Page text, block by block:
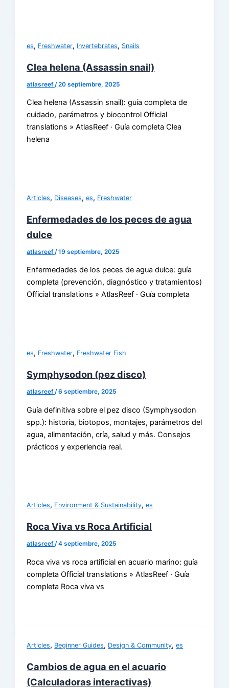
es, Freshwater, Invertebrates, Snails
Clea helena (Assassin snail)
atlasreef /20 septiembre, 2025
Clea helena (Assassin snail): guía completa de
cuidado, parámetros y biocontrol Official
translations » AtlasReef · Guía completa Clea
helena
Articles, Diseases,es, Freshwater
Enfermedades de los peces de agua
dulce
atlasreef/19 septiembre, 2025
Enfermedades de los peces de agua dulce: guía
completa (prevención, diagnóstico y tratamientos)
Official translations » AtlasReef · Guía completa
es, Freshwater, Freshwater Fish
Symphysodon (pez disco)
atlasreef/6 septiembre, 2025
Guía definitiva sobre el pez disco (Symphysodon
spp.): historia, biotopos, montajes, parámetros del
agua, alimentación, cría, salud y más. Consejos
prácticos y experiencia real.
Articles, Environment & Sustainability,es
Roca Viva vs Roca Artificial
atlasreef/4 septiembre, 2025
Roca viva vs roca artificial en acuario marino: guía
completa Official translations » AtlasReef · Guía
completa Roca viva vs
Articles, Beginner Guides, Design & Community,es
Cambios de agua en el acuario
(Calculadoras interactivas)